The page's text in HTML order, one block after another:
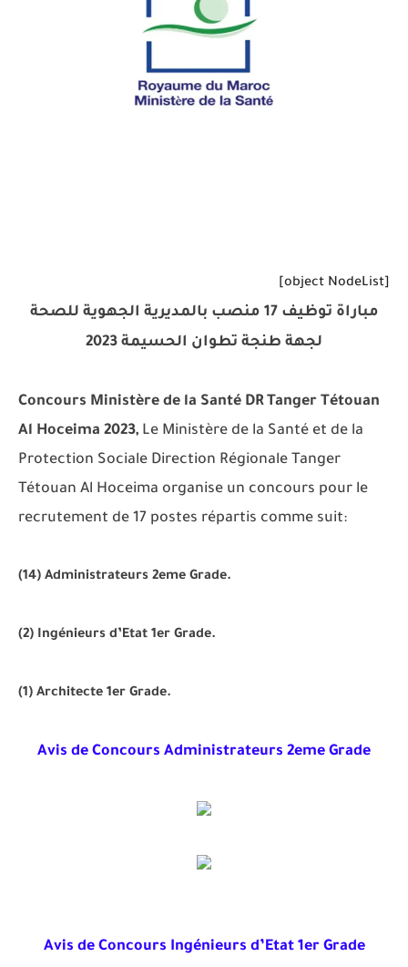
[object NodeList]
مباراة توظيف 17 منصب بالمديرية الجهوية للصحة
لجهة طنجة تطوان الحسيمة 2023
Concours Ministère de la Santé DR Tanger Tétouan
Al Hoceima 2023, Le Ministère de la Santé et de la
Protection Sociale Direction Régionale Tanger
Tétouan Al Hoceima organise un concours pour le
recrutement de 17 postes répartis comme suit:
(14) Administrateurs 2eme Grade.
(2) Ingénieurs d’Etat 1er Grade.
(1) Architecte 1er Grade.
Avis de Concours Administrateurs 2eme Grade
Avis de Concours Ingénieurs d’Etat 1er Grade